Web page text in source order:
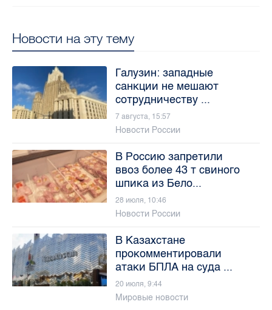
Новости на эту тему
Галузин: западные
санкции не мешают
сотрудничеству ...
7 августа, 15:57
Новости России
В Россию запретили
ввоз более 43 т свиного
шпика из Бело...
28 июля, 10:46
Новости России
В Казахстане
прокомментировали
атаки БПЛА на суда ...
20 июля, 9:44
Мировые новости